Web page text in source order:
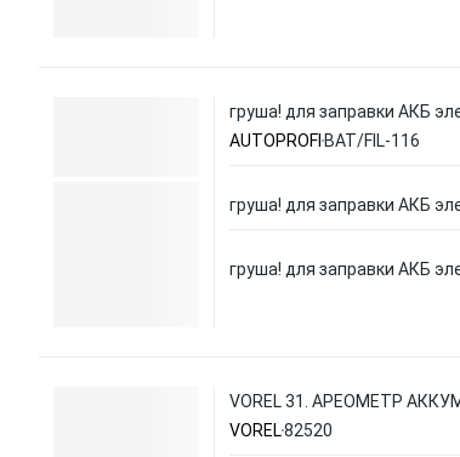
груша! для заправки АКБ
AUTOPROFI BAT/FIL-116
груша! для заправки АКБ
груша! для заправки АКБ
VOREL 31. АРЕОМЕТР
VOREL82520